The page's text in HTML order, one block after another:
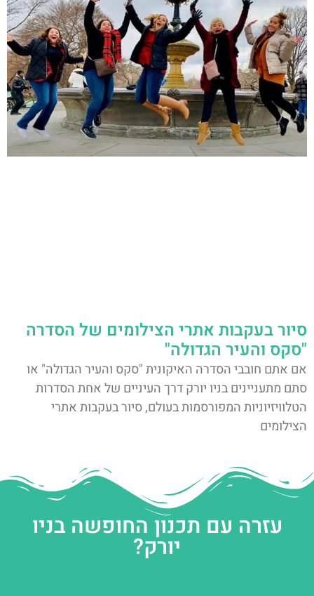
סיור בעקבות אתרי הצילומים של הסדרה
"סקס והעיר הגדולה"
אם אתם חובבי הסדרה האיקונית "סקס והעיר הגדולה" או
סתם מתעניינים בניו יורק דרך העיניים של אחת הסדרות
הטלוויזיוניות המפורסמות בעולם, סיור בעקבות אתרי
הצילומים
עזרה עם תכנון החופשה בניו
יורק?